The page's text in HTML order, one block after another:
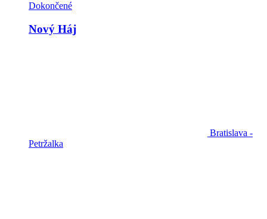
Dokončené
Nový Háj
Bratislava -
Petržalka